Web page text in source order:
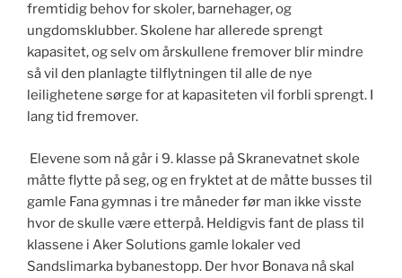
fremtidig behov for skoler, barnehager, og
ungdomsklubber. Skolene har allerede sprengt
kapasitet, og selv om årskullene fremover blir mindre
så vil den planlagte tilflytningen til alle de nye
leilighetene sørge for at kapasiteten vil forbli sprengt. I
lang tid fremover.
Elevene som nå går i 9. klasse på Skranevatnet skole
måtte flytte på seg, og en fryktet at de måtte busses til
gamle Fana gymnas i tre måneder før man ikke visste
hvor de skulle være etterpå. Heldigvis fant de plass til
klassene i Aker Solutions gamle lokaler ved
Sandslimarka bybanestopp. Der hvor Bonava nå skal